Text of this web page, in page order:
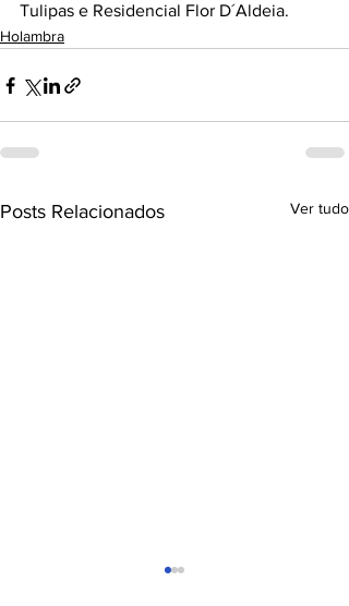
Tulipas e Residencial Flor D´Aldeia.
Holambra
Posts Relacionados Ver tudo